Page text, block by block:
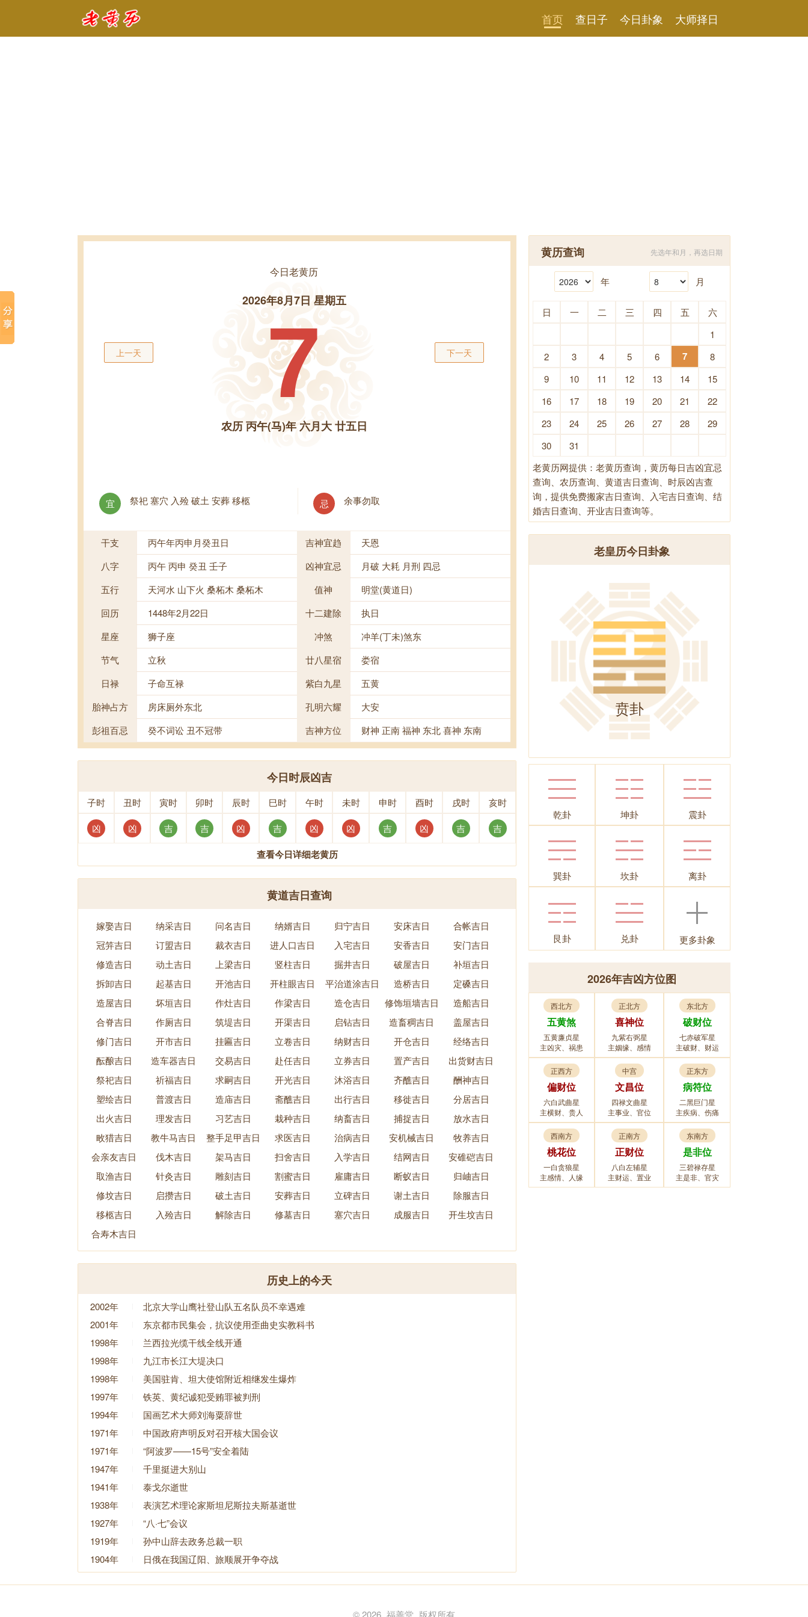
首页 查日子 今日卦象 大师择日
上一天
今日老黄历
2026年8月7日 星期五
7
农历 丙午(马)年 六月大 廿五日
下一天
宜 祭祀 塞穴 入殓 破土 安葬 移柩 忌 余事勿取
干支 丙午年丙申月癸丑日 吉神宜趋
天恩
八字
丙午 丙申 癸丑 壬子 凶神宜忌
月破 大耗 月刑 四忌
五行
天河水 山下火 桑柘木 桑柘木 值神
明堂(黄道日)
回历
1448年2月22日 十二建除
执日
星座
狮子座 冲煞
冲羊(丁未)煞东
节气
立秋 廿八星宿
娄宿
日禄
子命互禄 紫白九星
五黄
胎神占方
房床厕外东北 孔明六耀
大安
彭祖百忌
癸不词讼 丑不冠带 吉神方位 财神 正南 福神 东北 喜神 东南
今日时辰凶吉
子时 丑时 寅时 卯时 辰时 巳时 午时 未时 申时 酉时 戌时 亥时
凶 凶 吉 吉 凶 吉 凶 凶 吉 凶 吉 吉
查看今日详细老黄历
黄道吉日查询
嫁娶吉日 纳采吉日 问名吉日 纳婿吉日 归宁吉日 安床吉日
合帐吉日
冠笄吉日
订盟吉日 裁衣吉日 进人口吉日 入宅吉日 安香吉日
安门吉日
修造吉日
动土吉日 上梁吉日 竖柱吉日 掘井吉日 破屋吉日
补垣吉日
拆卸吉日
起基吉日 开池吉日 开柱眼吉日 平治道涂吉日 造桥吉日
定磉吉日
造屋吉日
坏垣吉日 作灶吉日 作梁吉日 造仓吉日 修饰垣墙吉日
造船吉日
合脊吉日
作厕吉日 筑堤吉日 开渠吉日 启钻吉日 造畜稠吉日
盖屋吉日
修门吉日
开市吉日 挂匾吉日 立卷吉日 纳财吉日 开仓吉日
经络吉日
酝酿吉日
造车器吉日 交易吉日 赴任吉日 立券吉日 置产吉日
出货财吉日
祭祀吉日
祈福吉日 求嗣吉日 开光吉日 沐浴吉日 齐醮吉日
酬神吉日
塑绘吉日
普渡吉日 造庙吉日 斋醮吉日 出行吉日 移徙吉日
分居吉日
出火吉日
理发吉日 习艺吉日 栽种吉日 纳畜吉日 捕捉吉日
放水吉日
畋猎吉日
教牛马吉日 整手足甲吉日 求医吉日 治病吉日 安机械吉日
牧养吉日
会亲友吉日
伐木吉日 架马吉日 扫舍吉日 入学吉日 结网吉日
安碓硙吉日
取渔吉日
针灸吉日 雕刻吉日 割蜜吉日 雇庸吉日 断蚁吉日
归岫吉日
修坟吉日
启攒吉日 破土吉日 安葬吉日 立碑吉日 谢土吉日
除服吉日
移柩吉日
入殓吉日 解除吉日 修墓吉日 塞穴吉日 成服吉日
开生坟吉日
合寿木吉日
历史上的今天
2002年
北京大学山鹰社登山队五名队员不幸遇难
2001年
东京都市民集会，抗议使用歪曲史实教科书
1998年
兰西拉光缆干线全线开通
1998年
九江市长江大堤决口
1998年
美国驻肯、坦大使馆附近相继发生爆炸
1997年
铁英、黄纪诚犯受贿罪被判刑
1994年
国画艺术大师刘海粟辞世
1971年
中国政府声明反对召开核大国会议
1971年
“阿波罗——15号”安全着陆
1947年
千里挺进大别山
1941年
泰戈尔逝世
1938年
表演艺术理论家斯坦尼斯拉夫斯基逝世
1927年
“八·七”会议
1919年
孙中山辞去政务总裁一职
1904年
日俄在我国辽阳、旅顺展开争夺战
黄历查询 先选年和月，再选日期
年 月
日 一 二 三 四 五
六
1
2
3 4 5 6 7
8
9
10 11 12 13 14
15
16
17 18 19 20 21
22
23
24 25 26 27 28
29
30
31
老黄历网提供：老黄历查询，黄历每日吉凶宜忌
查询、农历查询、黄道吉日查询、时辰凶吉查
询，提供免费搬家吉日查询、入宅吉日查询、结
婚吉日查询、开业吉日查询等。
老皇历今日卦象
贲卦
乾卦 坤卦 震卦
巽卦 坎卦 离卦
艮卦 兑卦 更多卦象
2026年吉凶方位图
西北方
五黄煞
五黄廉贞星
主凶灾、祸患
正北方
喜神位
九紫右弼星
主姻缘、感情
东北方
破财位
七赤破军星
主破财、财运
正西方
偏财位
六白武曲星
主横财、贵人
中宫
文昌位
四禄文曲星
主事业、官位
正东方
病符位
二黑巨门星
主疾病、伤痛
西南方
桃花位
一白贪狼星
主感情、人缘
正南方
正财位
八白左辅星
主财运、置业
东南方
是非位
三碧禄存星
主是非、官灾
© 2026 福善堂 版权所有